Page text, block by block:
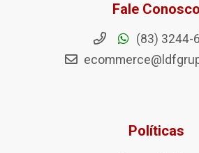
Fale Conosco
(83) 3244-
Políticas